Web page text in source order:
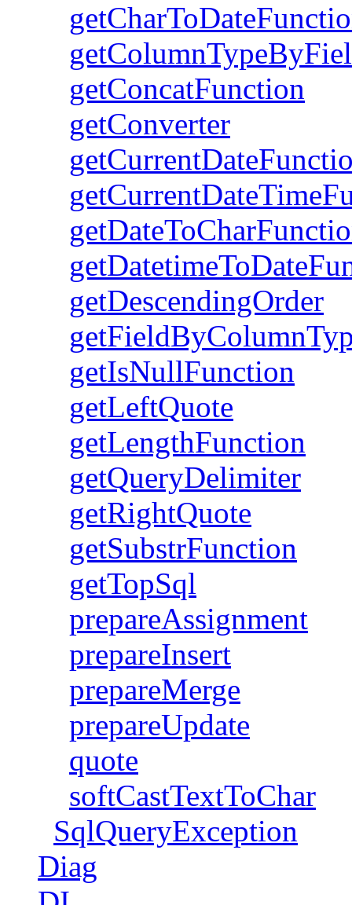
getConcatFunction
getConverter
getDescendingOrder
getIsNullFunction
getLeftQuote
getLengthFunction
getQueryDelimiter
getRightQuote
getSubstrFunction
getTopSql
prepareAssignment
prepareInsert
prepareMerge
prepareUpdate
quote
softCastTextToChar
SqlQueryException
Diag